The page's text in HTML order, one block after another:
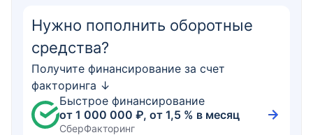
Нужно пополнить оборотные
средства?
Получите финансирование за счет
факторинга ↓
Быстрое финансирование
от 1 000 000 ₽, от 1,5 % в месяц
СберФакторинг